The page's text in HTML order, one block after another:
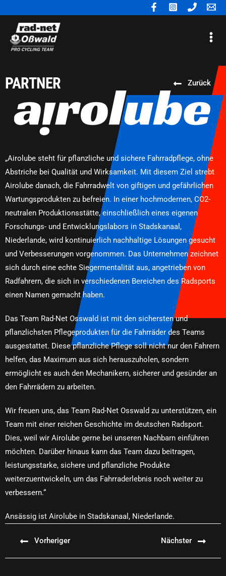
springen
PARTNER Zurück
„Airolube steht für pflanzliche und sichere Fahrradpflege, ohne
Abstriche bei Qualität und Wirksamkeit. Mit diesem Ziel strebt
Airolube danach, die Fahrradwelt von giftigen und gefährlichen
Wartungsprodukten zu befreien. In einer hochmodernen, CO2-
neutralen Produktionsstätte, einschließlich eines eigenen
Forschungs- und Entwicklungslabors in Stadskanaal,
Niederlande, wird kontinuierlich nachhaltige Lösungen gesucht
und Verbesserungen vorgenommen. Das Unternehmen zeichnet
sich durch eine echte Siegermentalität aus, angetrieben von
Radfahrern, die sich in verschiedenen Bereichen des Radsports
einen Namen gemacht haben.
Das Team Rad-Net Osswald ist mit den sichersten und
pflanzlichsten Pflegeprodukten für die Fahrräder des Teams
ausgestattet. Diese pflanzliche Pflege soll nicht nur den Fahrern
helfen, das Maximum aus sich herauszuholen, sondern
ermöglicht es auch den Mechanikern, sicherer und gesünder an
den Fahrrädern zu arbeiten.
Wir freuen uns, das Team Rad-Net Osswald zu unterstützen, ein
Team mit einer reichen Geschichte im deutschen Radsport.
Dies, weil wir Airolube gerne bei unseren Nachbarn einführen
möchten. Darüber hinaus kann das Team dazu beitragen,
leistungsstarke, sichere und pflanzliche Produkte
weiterzuentwickeln, um das Fahrraderlebnis noch weiter zu
verbessern.“
Ansässig ist Airolube in Stadskanaal, Niederlande.
Vorheriger Nächster